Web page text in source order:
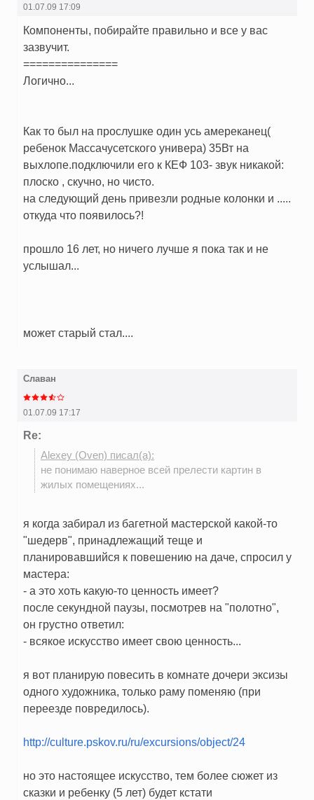
01.07.09 17:09
Компоненты, побирайте правильно и все у вас
зазвучит.
===============
Логично...
Как то был на прослушке один усь амереканец(
ребенок Массачусетского универа) 35Вт на
выхлопе.подключили его к КЕФ 103- звук никакой:
плоско , скучно, но чисто.
на следующий день привезли родные колонки и .....
откуда что появилось?!
прошло 16 лет, но ничего лучше я пока так и не
услышал...
может старый стал....
Славан
01.07.09 17:17
Re:
Alexey (Oven) писал(а):
не понимаю наверное всей прелести картин в
жилых помещениях...
я когда забирал из багетной мастерской какой-то
"шедерв", принадлежащий теще и
планировавшийся к повешению на даче, спросил у
мастера:
- а это хоть какую-то ценность имеет?
после секундной паузы, посмотрев на "полотно",
он грустно ответил:
- всякое искусство имеет свою ценность...
я вот планирую повесить в комнате дочери эксизы
одного художника, только раму поменяю (при
переезде повредилось).
http://culture.pskov.ru/ru/excursions/object/24
но это настоящее искусство, тем более сюжет из
сказки и ребенку (5 лет) будет кстати